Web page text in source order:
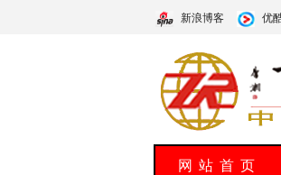
新浪博客 优
网站首页